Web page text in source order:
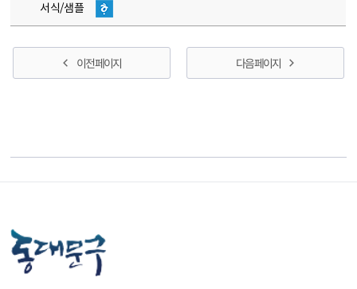
서식/샘플
이전 페이지 다음 페이지